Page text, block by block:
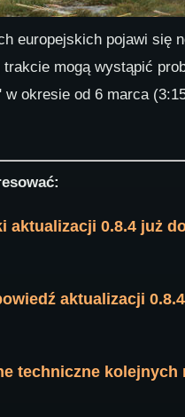
europejskich pojawi się
mogą wystąpić
w okresie od 6 marca
aktualizacji 0.8.4 już
aktualizacji 0.8.4
techniczne kolejnych